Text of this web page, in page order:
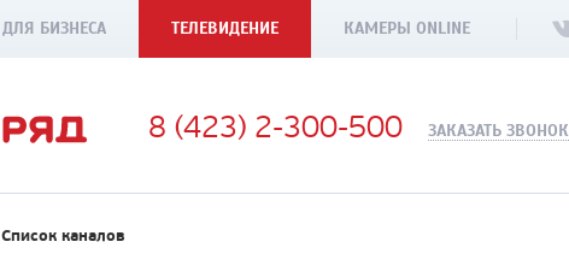
ДЛЯ БИЗНЕСА ТЕЛЕВИДЕНИЕ КАМЕРЫ ONLINE
8 (423) 2-300-500 ЗАКАЗАТЬ ЗВОНОК
Список каналов